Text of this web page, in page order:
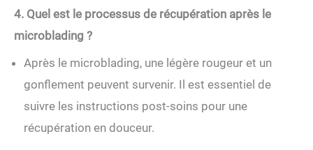
4. Quel est le processus de récupération après le
microblading ?
Après le microblading, une légère rougeur et un
gonflement peuvent survenir. Il est essentiel de
suivre les instructions post-soins pour une
récupération en douceur.